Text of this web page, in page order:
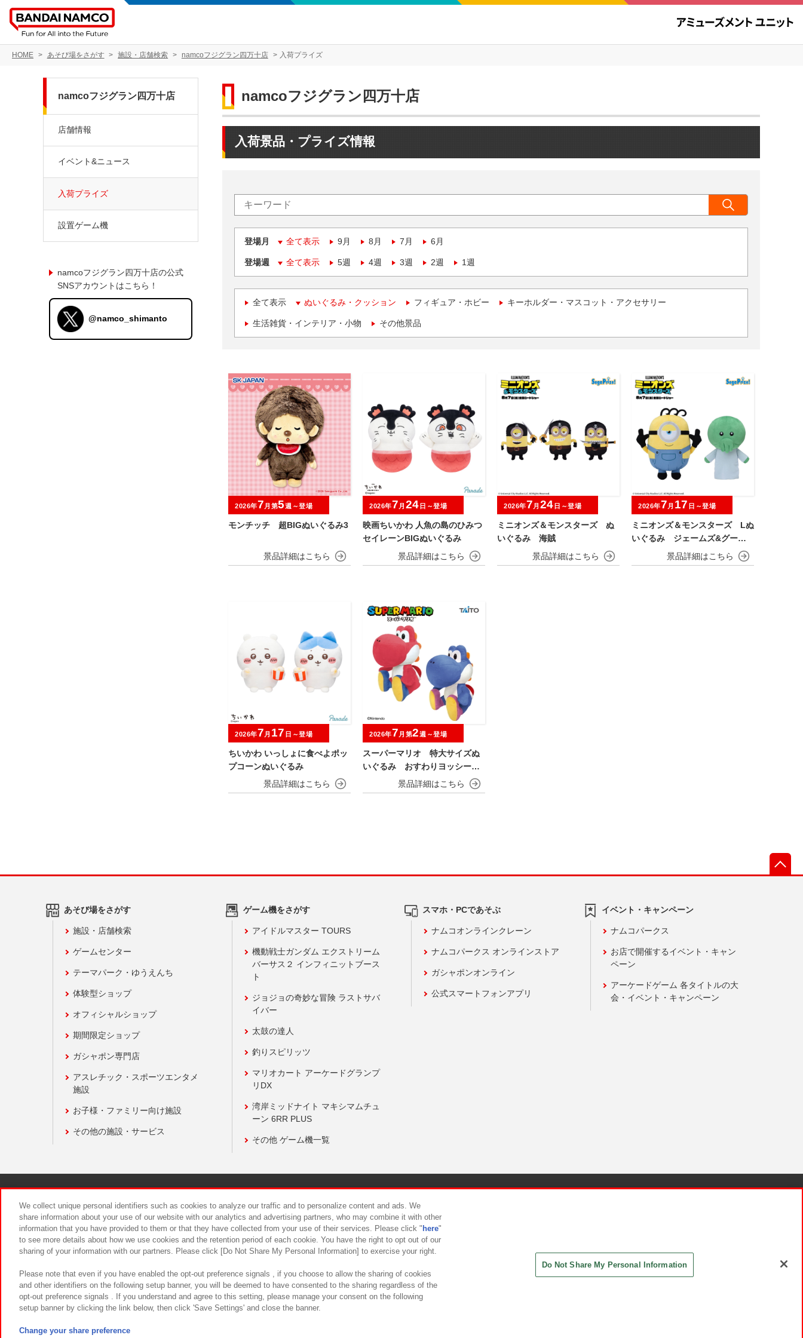
HOME あそび場をさがす 施設・店舗検索 namcoフジグラン四万十店 入荷プライズ
namcoフジグラン四万十店
入荷景品・プライズ情報
登場月 全て表示 9月 8月 7月 6月
登場週 全て表示 5週 4週 3週 2週 1週
全て表示 ぬいぐるみ・クッション フィギュア・ホビー キーホルダー・マスコット・アクセサリー
生活雑貨・インテリア・小物 その他景品
モンチッチ 超BIGぬいぐるみ3
2026年7 月第5週～登場
映画ちいかわ 人魚の島のひみつ
セイレーンBIGぬいぐるみ
2026年7 月 24 日～登場
ミニオンズ＆モンスターズ ぬ
いぐるみ 海賊
2026年7 月 24 日～登場
ミニオンズ＆モンスターズ Lぬ
いぐるみ ジェームズ&グーミ
2026年7 月 17 日～登場
ちいかわ いっしょに食べよポッ
プコーンぬいぐるみ
2026年7 月 17 日～登場
スーパーマリオ 特大サイズぬ
いぐるみ おすわりヨッシー
あか＆あお
2026年7 月第2週～登場
namcoフジグラン四万十店
店舗情報
イベント&ニュース
入荷プライズ
設置ゲーム機
namcoフジグラン四万十店の公式
SNSアカウントはこちら！
@namco_shimanto
あそび場をさがす
施設・店舗検索
ゲームセンター
テーマパーク・ゆうえんち
体験型ショップ
オフィシャルショップ
期間限定ショップ
ガシャポン専門店
アスレチック・スポーツエンタメ
施設
お子様・ファミリー向け施設
その他の施設・サービス
ゲーム機をさがす
アイドルマスター TOURS
機動戦士ガンダム エクストリーム
バーサス２ インフィニットブース
ト
ジョジョの奇妙な冒険 ラストサバ
イバー
太鼓の達人
釣りスピリッツ
マリオカート アーケードグランプ
リDX
湾岸ミッドナイト マキシマムチュ
ーン 6RR PLUS
その他 ゲーム機一覧
スマホ・PCであそぶ
ナムコオンラインクレーン
ナムコパークス オンラインストア
ガシャポンオンライン
公式スマートフォンアプリ
イベント・キャンペーン
ナムコパークス
お店で開催するイベント・キャン
ペーン
アーケードゲーム 各タイトルの大
会・イベント・キャンペーン
食品のご提供について カスタマーハラスメント対応方針
We collect unique personal identifiers such as cookies to analyze our traffic and to personalize content and ads. We
share information about your use of our website with our analytics and advertising partners, who may combine it with other
information that you have provided to them or that they have collected from your use of their services. Please click " here"
to see more details about how we use cookies and the retention period of each cookie. You have the right to opt out of our
sharing of your information with our partners. Please click [Do Not Share My Personal Information] to exercise your right.
Please note that even if you have enabled the opt-out preference signals , if you choose to allow the sharing of cookies
and other identifiers on the following setup banner, you will be deemed to have consented to the sharing regardless of the
opt-out preference signals . If you understand and agree to this setting, please manage your consent on the following
setup banner by clicking the link below, then click 'Save Settings' and close the banner.
Change your share preference
Do Not Share My Personal Information